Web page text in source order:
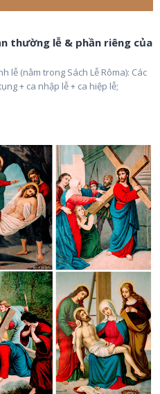
thường lễ & phần riêng của
lễ (nằm trong Sách Lễ Rôma): Các
+ ca nhập lễ + ca hiệp lễ;